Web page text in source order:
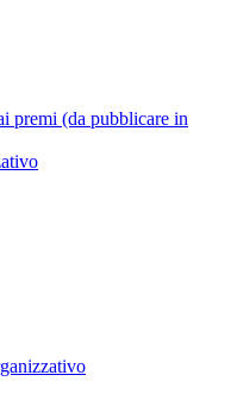
premi (da pubblicare in